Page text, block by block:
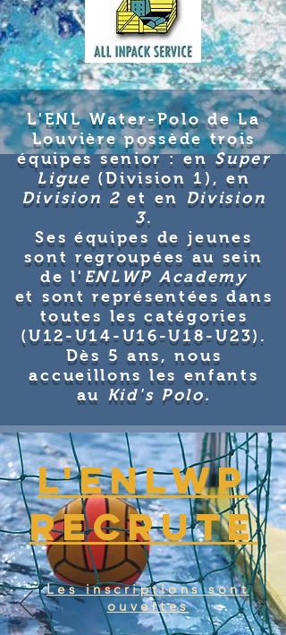
L'ENL Water-Polo de La
Louvière possède trois
équipes senior :enSuper
Ligue (Division 1), en
Division 2 et en
Division
3.
Ses équipes de jeunes
sont regroupées au sein
de l' ENLWP Academy
et sont représentées dans
toutes les catégories
(U12-U14-U16-U18-U23).
Dès 5 ans, nous
accueillons les enfants
au
Kid's Polo.
L'ENLWP
recrute
Les inscriptions sont
ouvertes